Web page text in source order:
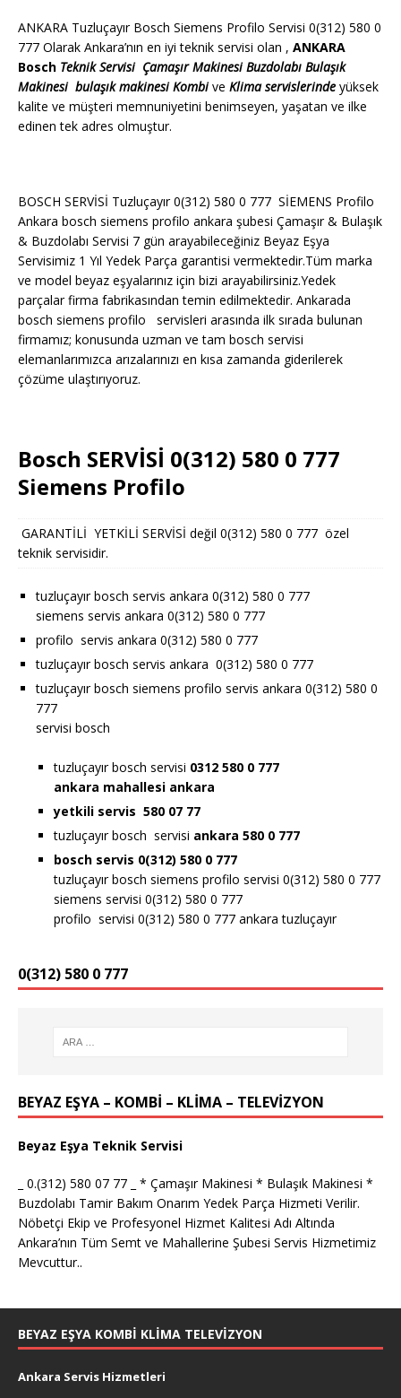
ANKARA Tuzluçayır Bosch Siemens Profilo Servisi 0(312) 580 0
777 Olarak Ankara’nın en iyi teknik servisi olan , ANKARA
Bosch Teknik Servisi Çamaşır MakinesiBuzdolabı Bulaşık
Makinesi bulaşık makinesiKombive Klima servislerinde yüksek
kalite ve müşteri memnuniyetini benimseyen, yaşatan ve ilke
edinen tek adres olmuştur.
BOSCH SERVİSİ Tuzluçayır 0(312) 580 0 777 SİEMENS Profilo
Ankara bosch siemens profilo ankara şubesi Çamaşır & Bulaşık
& Buzdolabı Servisi 7 gün arayabileceğiniz Beyaz Eşya
Servisimiz 1 Yıl Yedek Parça garantisi vermektedir.Tüm marka
ve model beyaz eşyalarınız için bizi arayabilirsiniz.Yedek
parçalar firma fabrikasından temin edilmektedir. Ankarada
bosch siemens profilo servisleri arasında ilk sırada bulunan
firmamız; konusunda uzman ve tam bosch servisi
elemanlarımızca arızalarınızı en kısa zamanda giderilerek
çözüme ulaştırıyoruz.
Bosch SERVİSİ 0(312) 580 0 777
Siemens Profilo
GARANTİLİ YETKİLİ SERVİSİ değil 0(312) 580 0 777 özel
teknik servisidir.
tuzluçayır bosch servis ankara 0(312) 580 0 777
siemens servis ankara 0(312) 580 0 777
profilo servis ankara 0(312) 580 0 777
tuzluçayır bosch servis ankara 0(312) 580 0 777
tuzluçayır bosch siemens profilo servis ankara 0(312) 580 0
777
servisi bosch
tuzluçayır bosch servisi 0312 580 0 777
ankara mahallesi ankara
yetkili servis 580 07 77
tuzluçayır bosch servisi ankara 580 0 777
bosch servis 0(312) 580 0 777
tuzluçayır bosch siemens profilo servisi 0(312) 580 0 777
siemens servisi 0(312) 580 0 777
profilo servisi 0(312) 580 0 777 ankara tuzluçayır
0(312) 580 0 777
BEYAZ EŞYA – KOMBİ – KLİMA – TELEVİZYON
Beyaz Eşya Teknik Servisi
_ 0.(312) 580 07 77 _ * Çamaşır Makinesi * Bulaşık Makinesi *
Buzdolabı Tamir Bakım Onarım Yedek Parça Hizmeti Verilir.
Nöbetçi Ekip ve Profesyonel Hizmet Kalitesi Adı Altında
Ankara’nın Tüm Semt ve Mahallerine Şubesi Servis Hizmetimiz
Mevcuttur..
BEYAZ EŞYA KOMBI KLIMA TELEVIZYON
Ankara Servis Hizmetleri